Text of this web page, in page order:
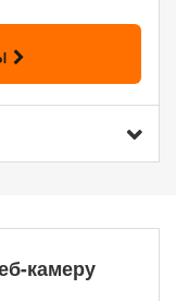
камеру